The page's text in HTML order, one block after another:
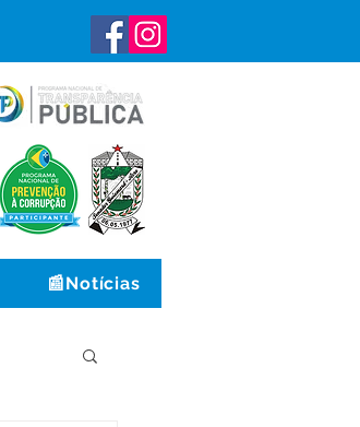
📰Notícias